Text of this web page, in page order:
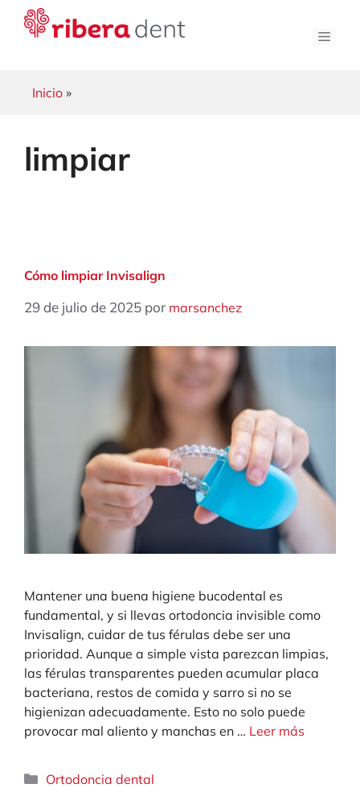
Saltar
Inicio »
limpiar
Cómo limpiar Invisalign
29 de julio de 2025 por marsanchez
Mantener una buena higiene bucodental es
fundamental, y si llevas ortodoncia invisible como
Invisalign, cuidar de tus férulas debe ser una
prioridad. Aunque a simple vista parezcan limpias,
las férulas transparentes pueden acumular placa
bacteriana, restos de comida y sarro si no se
higienizan adecuadamente. Esto no solo puede
provocar mal aliento y manchas en … Leer más
Categorías
Ortodoncia dental